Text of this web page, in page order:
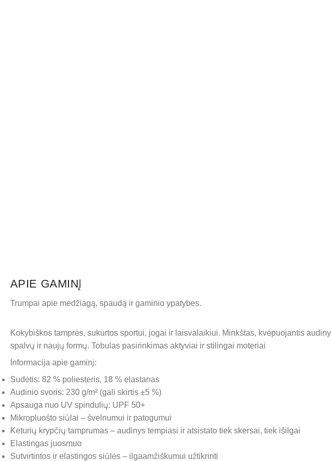
APIE GAMINĮ
Trumpai apie medžiagą, spaudą ir gaminio ypatybes.
Kokybiškos tamprės, sukurtos sportui, jogai ir laisvalaikiui. Minkštas, kvėpuojantis
spalvų ir naujų formų. Tobulas pasirinkimas aktyviai ir stilingai moteriai
Informacija apie gaminį:
Sudėtis: 82 % poliesteris, 18 % elastanas
Audinio svoris: 230 g/m² (gali skirtis ±5 %)
Apsauga nuo UV spindulių: UPF 50+
Mikropluošto siūlai – švelnumui ir patogumui
Keturių krypčių tamprumas – audinys tempiasi ir atsistato tiek skersai, tiek išilgai
Elastingas juosmuo
Sutvirtintos ir elastingos siūlės – ilgaamžiškumui užtikrinti